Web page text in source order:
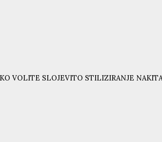
VOLITE SLOJEVITO STILIZIRANJE